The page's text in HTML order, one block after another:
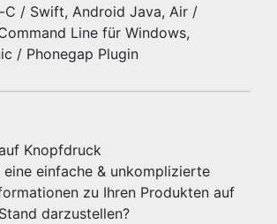
C / Swift, Android Java, Air /
Line für Windows,
/ Phonegap Plugin
Knopfdruck
eine einfache & unkomplizierte
zu Ihren Produkten auf
darzustellen?